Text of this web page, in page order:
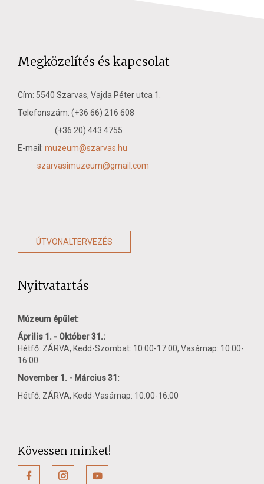
Megközelítés és kapcsolat
Cím: 5540 Szarvas, Vajda Péter utca 1.
Telefonszám: (+36 66) 216 608
(+36 20) 443 4755
E-mail: muzeum@szarvas.hu
szarvasimuzeum@gmail.com
ÚTVONALTERVEZÉS
Nyitvatartás
Múzeum épület:
Április 1. - Október 31.:
Hétfő: ZÁRVA, Kedd-Szombat: 10:00-17:00, Vasárnap: 10:00-
16:00
November 1. - Március 31:
Hétfő: ZÁRVA, Kedd-Vasárnap: 10:00-16:00
Kövessen minket!